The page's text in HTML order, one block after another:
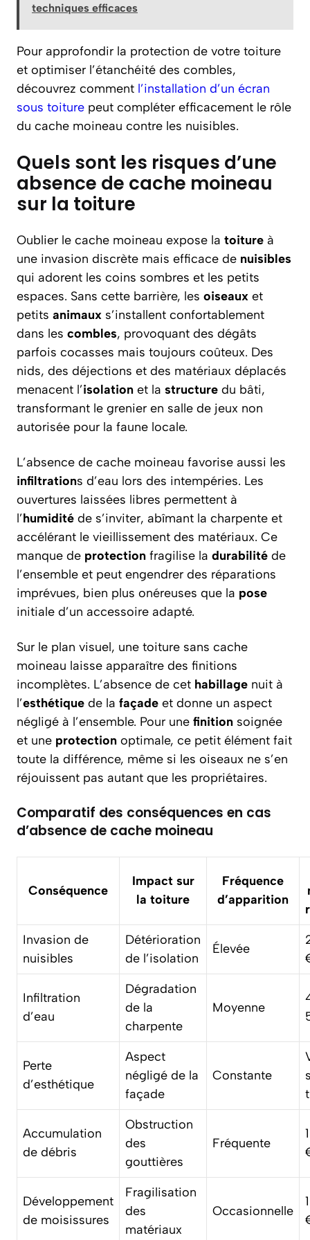
techniques efficaces
Pour approfondir la protection de votre toiture
et optimiser l’étanchéité des combles,
découvrez comment l’installation d’un écran
sous toiture peut compléter efficacement le rôle
du cache moineau contre les nuisibles.
Quels sont les risques d’une
absence de cache moineau
sur la toiture
Oublier le cache moineau expose la toiture à
une invasion discrète mais efficace de nuisibles
qui adorent les coins sombres et les petits
espaces. Sans cette barrière, les oiseaux et
petits animaux s’installent confortablement
dans les combles, provoquant des dégâts
parfois cocasses mais toujours coûteux. Des
nids, des déjections et des matériaux déplacés
menacent l’isolation et la structure du bâti,
transformant le grenier en salle de jeux non
autorisée pour la faune locale.
L’absence de cache moineau favorise aussi les
infiltrations d’eau lors des intempéries. Les
ouvertures laissées libres permettent à
l’humidité de s’inviter, abîmant la charpente et
accélérant le vieillissement des matériaux. Ce
manque de protection fragilise la durabilité de
l’ensemble et peut engendrer des réparations
imprévues, bien plus onéreuses que la pose
initiale d’un accessoire adapté.
Sur le plan visuel, une toiture sans cache
moineau laisse apparaître des finitions
incomplètes. L’absence de cet habillage nuit à
l’esthétique de la façade et donne un aspect
négligé à l’ensemble. Pour une finition soignée
et une protection optimale, ce petit élément fait
toute la différence, même si les oiseaux ne s’en
réjouissent pas autant que les propriétaires.
Comparatif des conséquences en cas
d’absence de cache moineau
Conséquence
Impact sur
la toiture
Fréquence
d’apparition
Invasion de
nuisibles
Détérioration
de l’isolation
Élevée
Infiltration
d’eau
Dégradation
de la
charpente
Moyenne
Perte
d’esthétique
Aspect
négligé de la
façade
Constante
Accumulation
de débris
Obstruction
des
gouttières
Fréquente
Développement
de moisissures
Fragilisation
des
matériaux
Occasionnelle